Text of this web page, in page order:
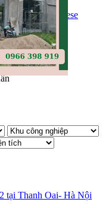
tại Thanh Oai- Hà Nội